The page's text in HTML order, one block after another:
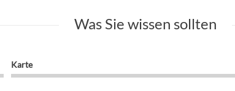
Was Sie wissen sollten
Karte